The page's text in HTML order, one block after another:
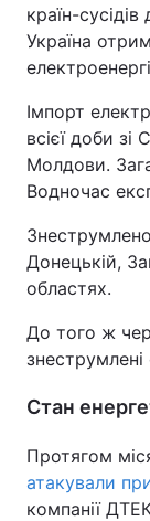
країн-
Україна
Імпорт
всієї доби
Молдови.
Водночас
Донецькій,
областях.
До того ж
знеструмлені
Стан
Протягом
атакували
компанії